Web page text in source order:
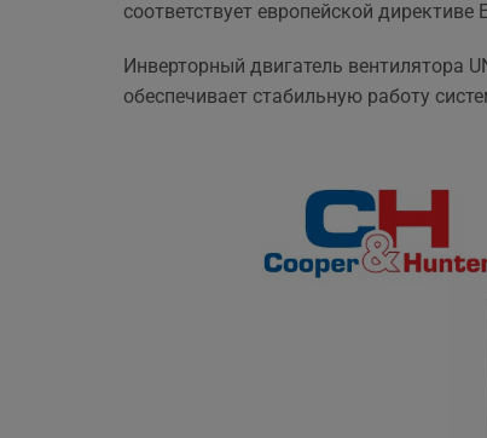
соответствует европейской
Инверторный двигатель вентилятора
обеспечивает стабильную работу